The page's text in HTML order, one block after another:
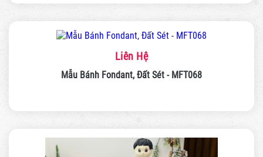
Liên Hệ
Mẫu Bánh Fondant, Đất Sét - MFT068